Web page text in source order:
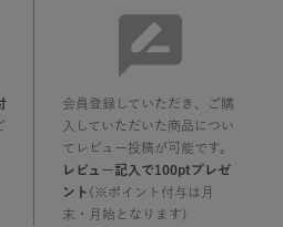
会員登録していただき、ご購
入していただいた商品につい
てレビュー投稿が可能です。
レビュー記入で100ptプレゼ
ント (※ポイント付与は月
末・月始となります)